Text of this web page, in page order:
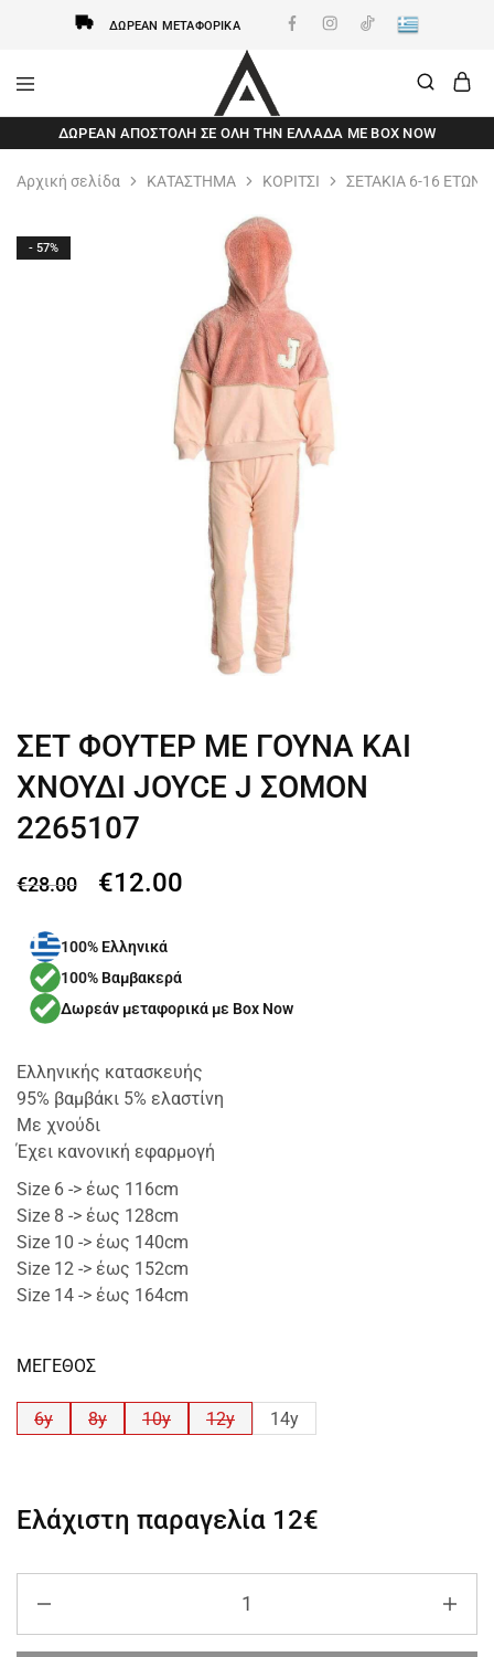
ΔΩΡΕΆΝ ΜΕΤΑΦΟΡΙΚΆ
AxidWear
Παιδικά
,
,
Ανδρικά
ΔΩΡΕΆΝ ΑΠΟΣΤΟΛΗ ΣΕ ΌΛΗ ΤΗΝ ΕΛΛΆΔΑ ΜΕ BOX NOW
Αρχική σελίδα ΚΑΤΑΣΤΗΜΑ ΚΟΡΙΤΣΙ ΣΕΤΑΚΙΑ 6-16 ΕΤΩΝ
- 57%
ΣΕΤ ΦΟΥΤΕΡ ΜΕ ΓΟΥΝΑ ΚΑΙ
ΧΝΟΥΔΙ JOYCE J ΣΟΜΟΝ
2265107
€28.00 €12.00
100% Ελληνικά
100% Βαμβακερά
Δωρεάν μεταφορικά με Box Now
Ελληνικής κατασκευής
95% βαμβάκι 5% ελαστίνη
Με χνούδι
Έχει κανονική εφαρμογή
Size 6 -> έως 116cm
Size 8 -> έως 128cm
Size 10 -> έως 140cm
Size 12 -> έως 152cm
Size 14 -> έως 164cm
ΜΕΓΕΘΟΣ
6y 8y 10y 12y 14y
Ελάχιστη παραγελία 12€